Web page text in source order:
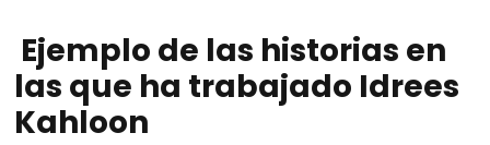
Ejemplo de las historias en
las que ha trabajado Idrees
Kahloon